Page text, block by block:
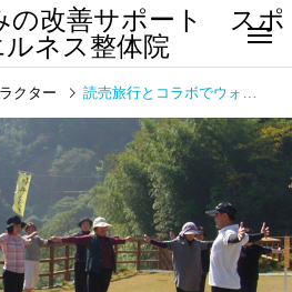
の改善サポート スポ
ネス整体院
四十肩・五
ウエルネス整体院
クター 読売旅行とコラボでウォーキングツアー 四万十とおわへ